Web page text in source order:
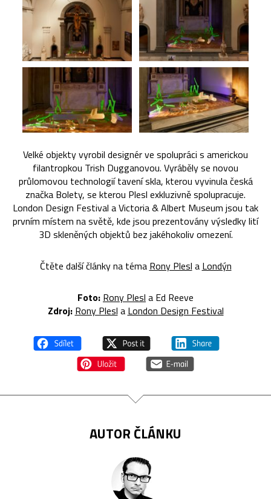
Velké objekty vyrobil designér ve spolupráci s americkou
filantropkou Trish Dugganovou. Vyráběly se novou
průlomovou technologií tavení skla, kterou vyvinula česká
značka Bolety, se kterou Plesl exkluzivně spolupracuje.
London Design Festival a Victoria & Albert Museum jsou tak
prvním místem na světě, kde jsou prezentovány výsledky lití
3D skleněných objektů bez jakéhokoliv omezení.
Čtěte další články na téma Rony Plesl a Londýn
Foto: Rony Plesl a Ed Reeve
Zdroj: Rony Plesl a London Design Festival
AUTOR ČLÁNKU